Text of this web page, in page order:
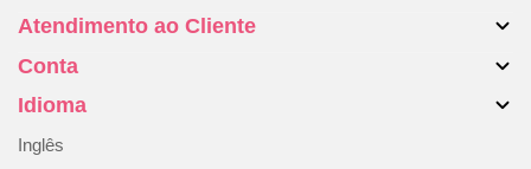
Sobre nós
Malas
Acessórios
Blog
Atendimento ao Cliente
Contate-nos
Devoluções e trocas
Resolução Alternativa de Litígios
Conta
A minha conta
Histórico de encomendas
Idioma
Inglês